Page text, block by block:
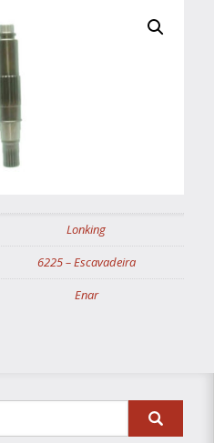
Lonking
6225 – Escavadeira
Enar